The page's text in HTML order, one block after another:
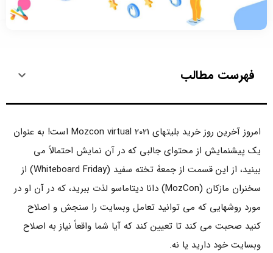
فهرست مطالب
امروز آخرین روز خرید بلیتهای Mozcon virtual 2021 است! به عنوان
یک پیشنمایش از محتوای جالبی که در آن نمایش احتمالاً می
بینید، از این قسمت از جمعۀ تخته سفید (Whiteboard Friday) از
سخنران مازکان (MozCon) دانا دیتاماسو لذت ببرید، که در آن او در
مورد روشهایی که می توانید تعامل وبسایت را سنجش و اصلاح
کنید صحبت می کند تا تعیین کند که آیا شما واقعاً نیاز به اصلاح
وبسایت خود دارید یا نه.